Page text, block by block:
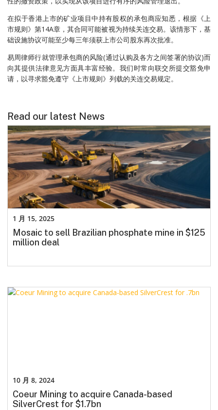
在拟于香港上市的矿业项目中持有股权的承包商应知悉，根据《上
市规则》第14A章，其合同可能被视为持续关连交易。该情形下，基
础设施协议可能至少每三年须获上市公司股东再次批准。
易周律师行就管理承包商的风险(通过认购及各方之间签署的协议)而
向其提供法律意见方面具丰富经验。我们时常向联交所提交豁免申
请，以寻求豁免遵守《上市规则》列载的关连交易规定。
Read our latest News
Mosaic to sell Brazilian phosphate mine in $125
million deal
1 月 15, 2025
Coeur Mining to acquire Canada-based
SilverCrest for $1.7bn
10 月 8, 2024